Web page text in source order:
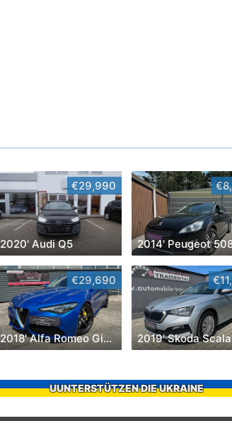
€29,990
2020' Audi Q5 2014' Peugeot
€29,690
2018' Alfa Romeo Giulia 2019' Skoda Scala
UUNTERSTÜTZEN DIE UKRAINE